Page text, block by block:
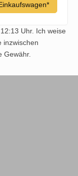
Uhr. Ich weise
inzwischen
Gewähr.